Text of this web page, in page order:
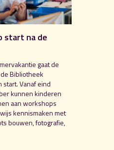
start na de
gaat de
Bibliotheek
Vanaf eind
kunnen kinderen
aan workshops
kennismaken met
bouwen, fotografie,